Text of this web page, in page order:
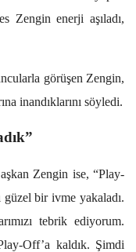
Zengin enerji aşıladı,
görüşen Zengin,
inandıklarını söyledi.
Zengin ise, “Play-
güzel bir ivme yakaladı.
tebrik ediyorum.
Off’a kaldık. Şimdi